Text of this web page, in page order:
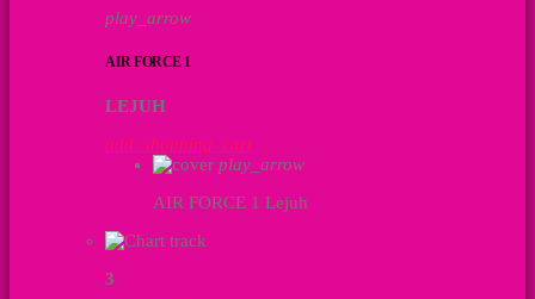
play_arrow
AIR FORCE 1
LEJUH
add_shopping_cart
play_arrow
AIR FORCE 1 Lejuh
3